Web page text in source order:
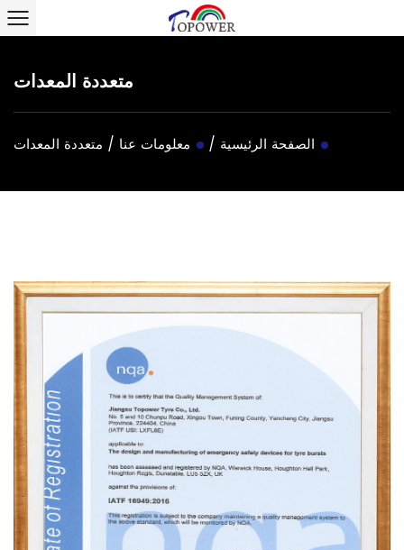
متعددة المعدات
الصفحة الرئيسية / معلومات عنا / متعددة المعدات